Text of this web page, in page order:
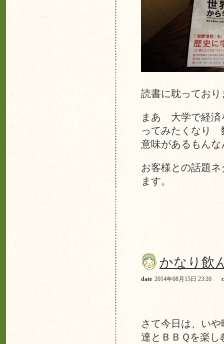
読書に耽ってお
まあ 大学で経
ってみたくなり
意味があるもん
お客様との話題
ます。
かなり飲
date 2014年08月15日 23:20
さて今日は、い
達とＢＢＱを楽